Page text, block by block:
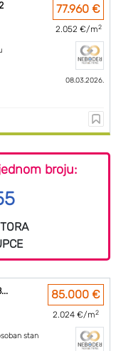
77.960 €
2.052 €/m2
08.03.2026.
broju:
stan
85.000 €
2.024 €/m2